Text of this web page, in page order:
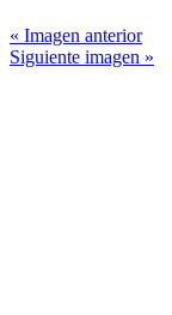
« Imagen anterior
Siguiente imagen »